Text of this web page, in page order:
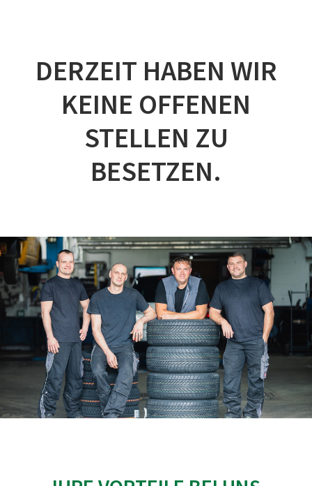
DERZEIT HABEN WIR
KEINE OFFENEN
STELLEN ZU
BESETZEN.